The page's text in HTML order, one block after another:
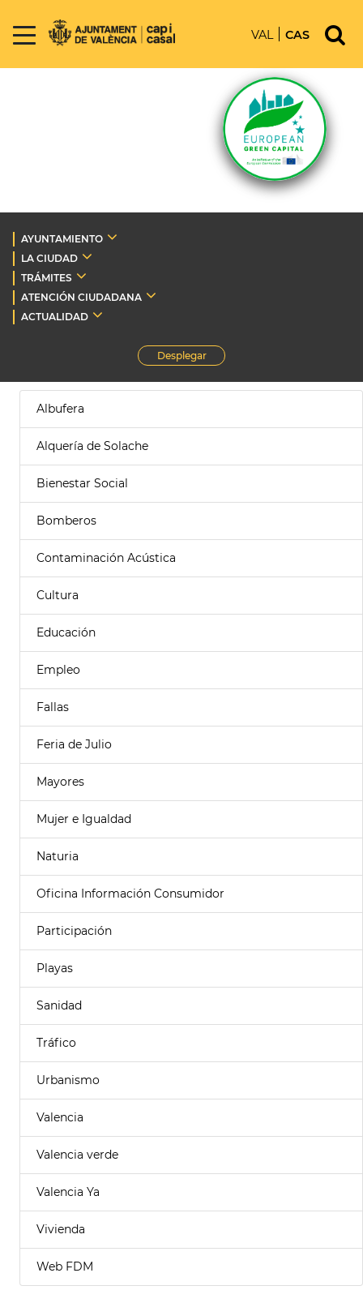
VAL CAS
AYUNTAMIENTO
LA CIUDAD
TRÁMITES
ATENCIÓN CIUDADANA
ACTUALIDAD
Desplegar
Albufera
Alquería de Solache
Bienestar Social
Bomberos
Contaminación Acústica
Cultura
Educación
Empleo
Fallas
Feria de Julio
Mayores
Mujer e Igualdad
Naturia
Oficina Información Consumidor
Participación
Playas
Sanidad
Tráfico
Urbanismo
Valencia
Valencia verde
Valencia Ya
Vivienda
Web FDM